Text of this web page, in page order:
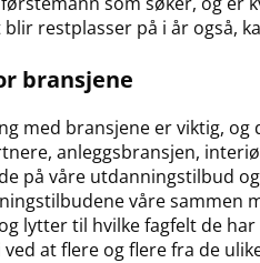
restplasser på i år også,
bransjene
med bransjene er viktig,
anleggsbransjen,
på våre utdanningstilbud
våre sammen
lytter til hvilke fagfelt de
at flere og flere fra de